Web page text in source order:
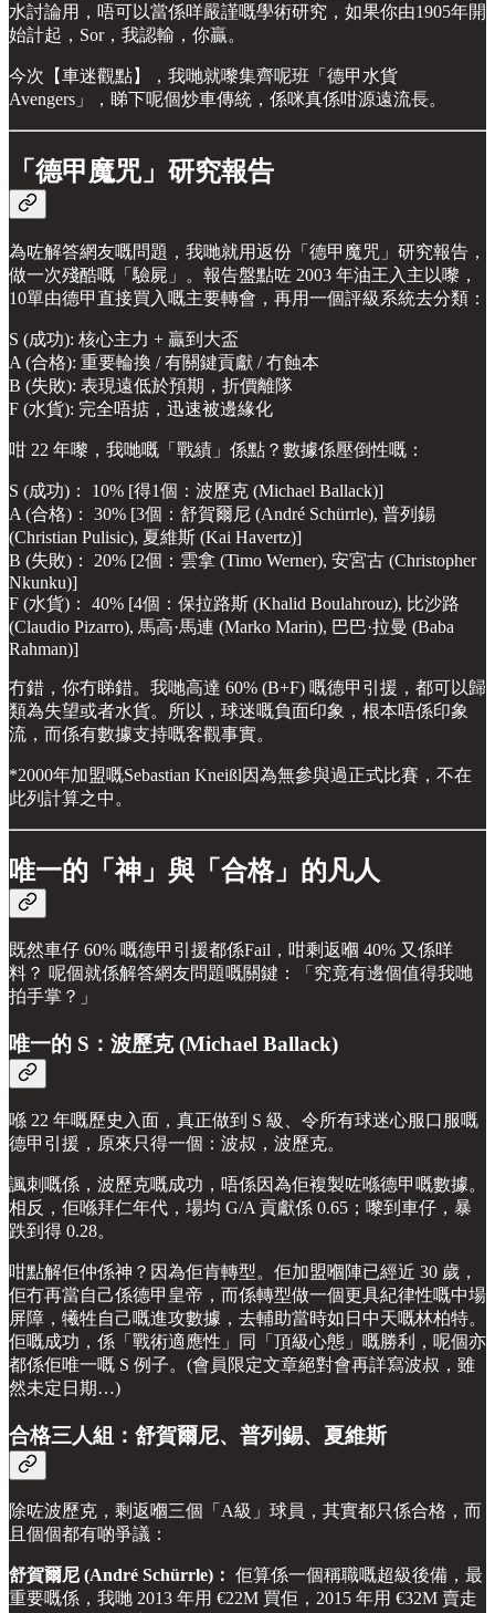
水討論用，唔可以當係咩嚴謹嘅學術研究，如果你由1905年開
始計起，Sor，我認輸，你贏。
今次【車迷觀點】，我哋就嚟集齊呢班「德甲水貨
Avengers」，睇下呢個炒車傳統，係咪真係咁源遠流長。
「德甲魔咒」研究報告
為咗解答網友嘅問題，我哋就用返份「德甲魔咒」研究報告，
做一次殘酷嘅「驗屍」。報告盤點咗 2003 年油王入主以嚟，
10單由德甲直接買入嘅主要轉會，再用一個評級系統去分類：
S (成功): 核心主力 + 贏到大盃
A (合格): 重要輪換 / 有關鍵貢獻 / 冇蝕本
B (失敗): 表現遠低於預期，折價離隊
F (水貨): 完全唔掂，迅速被邊緣化
咁 22 年嚟，我哋嘅「戰績」係點？數據係壓倒性嘅：
S (成功)： 10% [得1個：波歷克 (Michael Ballack)]
A (合格)： 30% [3個：舒賀爾尼 (André Schürrle), 普列錫
(Christian Pulisic), 夏維斯 (Kai Havertz)]
B (失敗)： 20% [2個：雲拿 (Timo Werner), 安宮古 (Christopher
Nkunku)]
F (水貨)： 40% [4個：保拉路斯 (Khalid Boulahrouz), 比沙路
(Claudio Pizarro), 馬高·馬連 (Marko Marin), 巴巴·拉曼 (Baba
Rahman)]
冇錯，你冇睇錯。我哋高達 60% (B+F) 嘅德甲引援，都可以歸
類為失望或者水貨。所以，球迷嘅負面印象，根本唔係印象
流，而係有數據支持嘅客觀事實。
*2000年加盟嘅Sebastian Kneißl因為無參與過正式比賽，不在
此列計算之中。
唯一的「神」與「合格」的凡人
既然車仔 60% 嘅德甲引援都係Fail，咁剩返嗰 40% 又係咩
料？ 呢個就係解答網友問題嘅關鍵：「究竟有邊個值得我哋
拍手掌？」
唯一的 S：波歷克 (Michael Ballack)
喺 22 年嘅歷史入面，真正做到 S 級、令所有球迷心服口服嘅
德甲引援，原來只得一個：波叔，波歷克。
諷刺嘅係，波歷克嘅成功，唔係因為佢複製咗喺德甲嘅數據。
相反，佢喺拜仁年代，場均 G/A 貢獻係 0.65；嚟到車仔，暴
跌到得 0.28。
咁點解佢仲係神？因為佢肯轉型。佢加盟嗰陣已經近 30 歲，
佢冇再當自己係德甲皇帝，而係轉型做一個更具紀律性嘅中場
屏障，犧牲自己嘅進攻數據，去輔助當時如日中天嘅林柏特。
佢嘅成功，係「戰術適應性」同「頂級心態」嘅勝利，呢個亦
都係佢唯一嘅 S 例子。(會員限定文章絕對會再詳寫波叔，雖
然未定日期…)
合格三人組：舒賀爾尼、普列錫、夏維斯
除咗波歷克，剩返嗰三個「A級」球員，其實都只係合格，而
且個個都有啲爭議：
舒賀爾尼 (André Schürrle)： 佢算係一個稱職嘅超級後備，最
重要嘅係，我哋 2013 年用 €22M 買佢，2015 年用 €32M 賣走